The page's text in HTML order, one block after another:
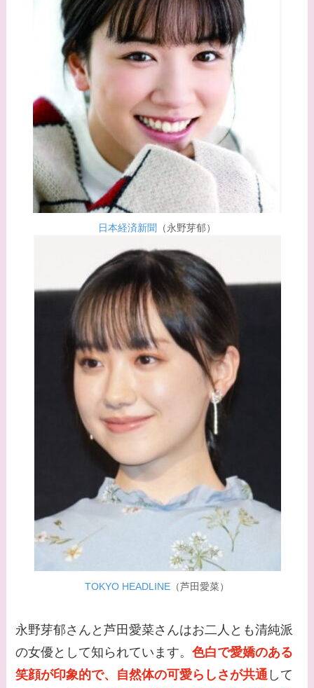
【画像】平子理沙と似
てる有名人３選！ヒア
ルロン酸で顔が変わっ
た？村井克行との関係
【画像】早乙女友貴と
島袋寛子の離婚理由は
なに？2人は現在何し
てる？
見えみりの離婚理由は
なに？子供は現在何し
てる？
【画像】野呂佳代と似
てる有名人３選！AKB
時代痩せていた？旦那
との馴れ初めは？
【画像】柴咲コウと似
てる女優３選！結婚し
て旦那がいる？北海道
のどこに住んでる？
【画像】中谷美紀と似
てる女優３選！旦那や
子供はいる？砂糖断ち
のきっかけ・効果は？
日本経済新聞 （永野芽郁）
TOKYO HEADLINE （芦田愛菜）
永野芽郁さんと芦田愛菜さんはお二人とも清純派
の女優として知られています。色白で愛嬌のある
笑顔が印象的で、自然体の可愛らしさが共通 して